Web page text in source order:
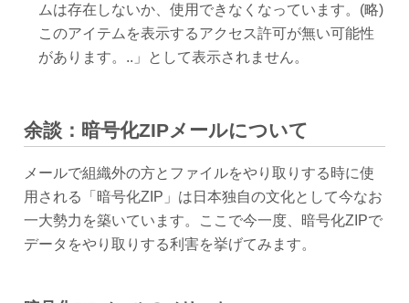
ムは存在しないか、使用できなくなっています。(略)
このアイテムを表示するアクセス許可が無い可能性
があります。..」として表示されません。
余談：暗号化ZIPメールについて
メールで組織外の方とファイルをやり取りする時に使
用される「暗号化ZIP」は日本独自の文化として今なお
一大勢力を築いています。ここで今一度、暗号化ZIPで
データをやり取りする利害を挙げてみます。